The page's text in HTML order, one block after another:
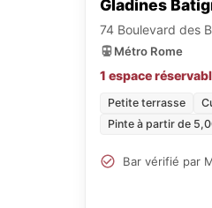
Gladines
74 Boulevard des
Métro Rome
1 espace
Petite terrasse
Pinte à partir de
Bar vérifié par